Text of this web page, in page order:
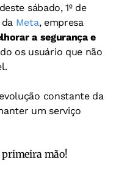
sábado, 1º de
Meta, empresa
a segurança e
os usuário que não
constante da
um serviço
mão!